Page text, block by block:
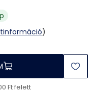
)
Ft felett